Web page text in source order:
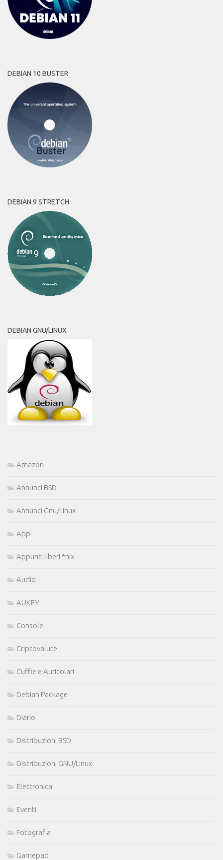
DEBIAN 10 BUSTER
DEBIAN 9 STRETCH
DEBIAN GNU/LINUX
Amazon
Annunci BSD
Annunci Gnu/Linux
App
Appunti liberi *nix
Audio
AUKEY
Console
Criptovalute
Cuffie e Auricolari
Debian Package
Diario
Distribuzioni BSD
Distribuzioni GNU/Linux
Elettronica
Eventi
Fotografia
Gamepad